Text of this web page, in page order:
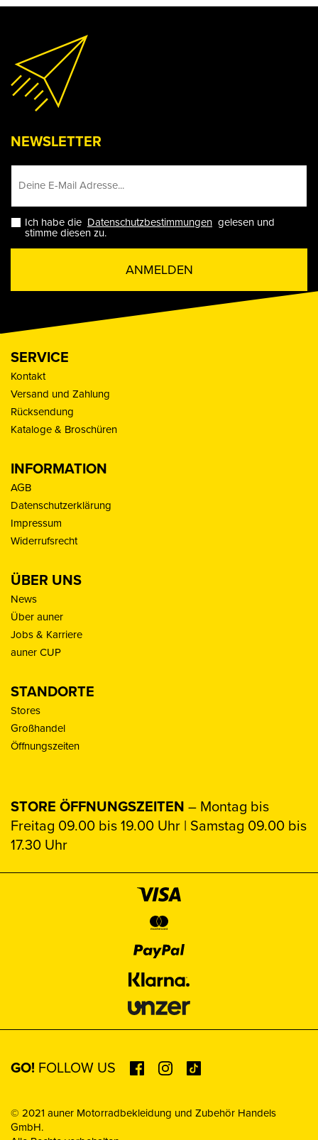
NEWSLETTER
Ich habe die Datenschutzbestimmungen gelesen und
stimme diesen zu.
ANMELDEN
SERVICE
Kontakt
Versand und Zahlung
Rücksendung
Kataloge & Broschüren
INFORMATION
AGB
Datenschutzerklärung
Impressum
Widerrufsrecht
ÜBER UNS
News
Über auner
Jobs & Karriere
auner CUP
STANDORTE
Stores
Großhandel
Öffnungszeiten
STORE ÖFFNUNGSZEITEN – Montag bis
Freitag 09.00 bis 19.00 Uhr | Samstag 09.00 bis
17.30 Uhr
GO! FOLLOW US
© 2021 auner Motorradbekleidung und Zubehör Handels
GmbH.